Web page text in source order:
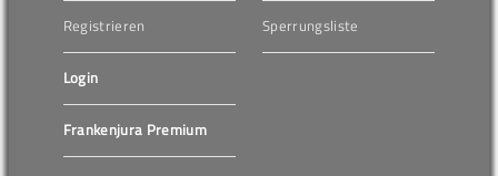
Registrieren
Login
Frankenjura Premium
Sperrungsliste